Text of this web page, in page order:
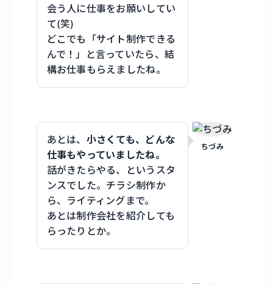
会う人に仕事をお願いしてい
て(笑)
どこでも「サイト制作できる
んで！」と言っていたら、結
構お仕事もらえましたね。
ちづみ
あとは、 小さくても、どんな
仕事もやっていましたね。
話がきたらやる、というスタ
ンスでした。チラシ制作か
ら、ライティングまで。
あとは制作会社を紹介しても
らったりとか。